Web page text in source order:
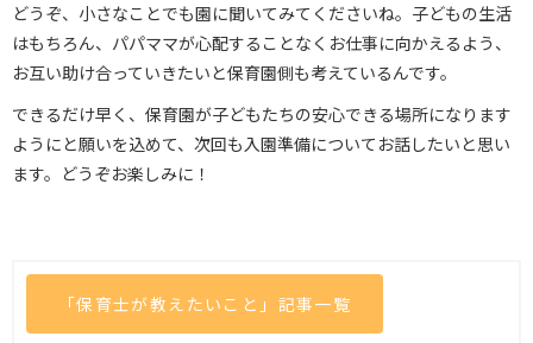
どうぞ、小さなことでも園に聞いてみてくださいね。子どもの生活
はもちろん、パパママが心配することなくお仕事に向かえるよう、
お互い助け合っていきたいと保育園側も考えているんです。
できるだけ早く、保育園が子どもたちの安心できる場所になります
ようにと願いを込めて、次回も入園準備についてお話したいと思い
ます。どうぞお楽しみに！
「保育士が教えたいこと」記事一覧